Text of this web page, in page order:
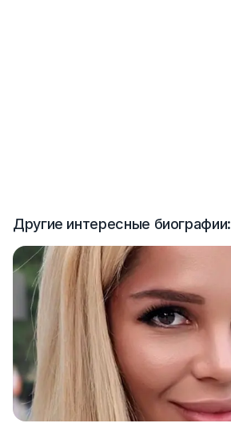
Другие интересные биографии: